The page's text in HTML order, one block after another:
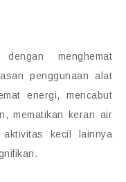
menghemat
penggunaan alat
energi, mencabut
mematikan keran air
kecil lainnya